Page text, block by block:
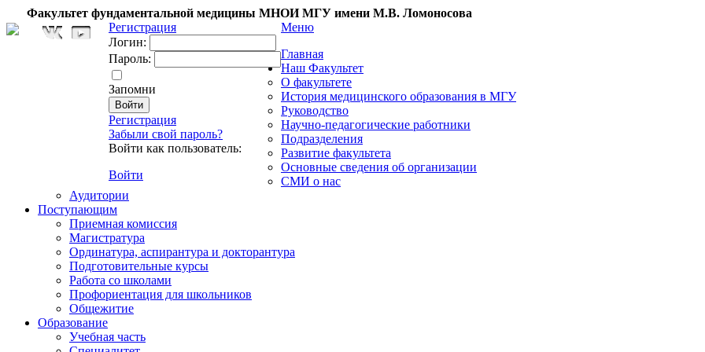
Факультет фундаментальной медицины МНОИ МГУ имени М.В. Ломоносова
Регистрация
Логин:
Пароль:
Запомни
Регистрация
Забыли свой пароль?
Войти как пользователь:
Войти
Меню
Главная
Наш Факультет
О факультете
История медицинского образования в МГУ
Руководство
Научно-педагогические работники
Подразделения
Развитие факультета
Основные сведения об организации
СМИ о нас
Аудитории
Поступающим
Приемная комиссия
Магистратура
Ординатура, аспирантура и докторантура
Подготовительные курсы
Работа со школами
Профориентация для школьников
Общежитие
Образование
Учебная часть